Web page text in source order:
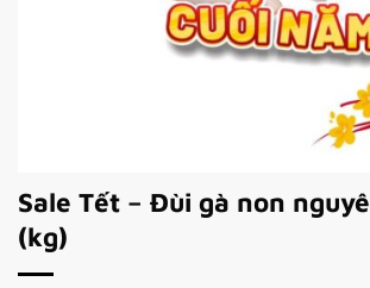
Sale Tết – Đùi gà non
(kg)